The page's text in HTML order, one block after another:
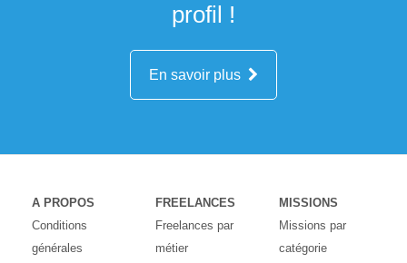
profil !
En savoir plus
A PROPOS
Conditions
générales
FREELANCES
Freelances par
métier
MISSIONS
Missions par
catégorie